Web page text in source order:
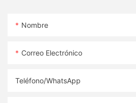
Nombre
Correo Electrónico
Teléfono/WhatsApp